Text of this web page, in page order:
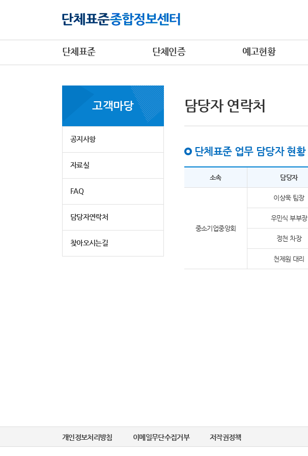
단체표준 단체인증 예고현황
고객마당
공지사항
자료실
FAQ
담당자연락처
찾아오시는길
담당자 연락처
단체표준 업무 담당자 현황
소속 담당자
중소기업중앙회
이상욱 팀장
우민식 부부장
정천 차장
천제원 대리
개인정보처리방침 이메일무단수집거부 저작권정책